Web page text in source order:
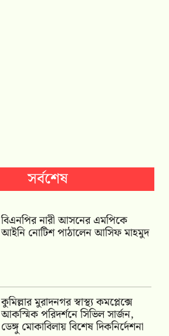
সর্বশেষ
বিএনপির নারী আসনের এমপিকে
আইনি নোটিশ পাঠালেন আসিফ মাহমুদ
কুমিল্লার মুরাদনগর স্বাস্থ্য কমপ্লেক্সে
আকস্মিক পরিদর্শনে সিভিল সার্জন,
ডেঙ্গু মোকাবিলায় বিশেষ দিকনির্দেশনা